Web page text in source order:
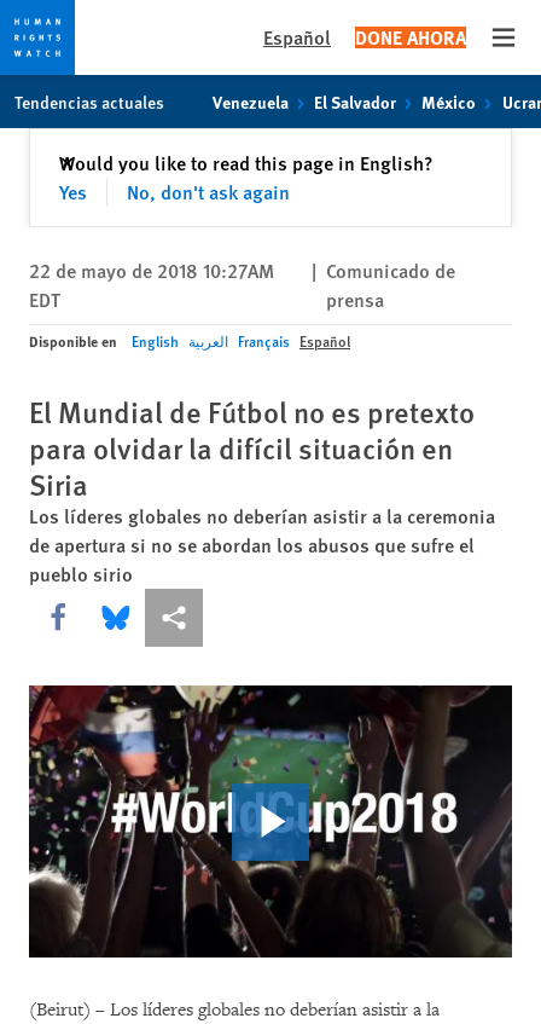
content
Español DONE AHORA
Tendencias actuales Venezuela El Salvador México
Would you like to read this page in English?
Yes
No, don't ask again
✕Cerrar
22 de mayo de 2018 10:27AM
EDT
| Comunicado de
prensa
Disponible en English العربية Français Español
El Mundial de Fútbol no es pretexto
para olvidar la difícil situación en
Siria
Los líderes globales no deberían asistir a la ceremonia
de apertura si no se abordan los abusos que sufre el
pueblo sirio
Share this via Facebook
Share this via Bluesky
Share this via Compartir
(Beirut) – Los líderes globales no deberían asistir a la